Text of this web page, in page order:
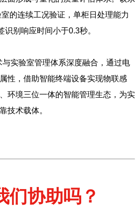
的连续工况验证，单柜日处理能力
别响应时间小于0.3秒。
实验室管理体系深度融合，通过电
性，借助智能终端设备实现物联感
环境三位一体的智能管理生态，为实
技术载体。
们协助吗？